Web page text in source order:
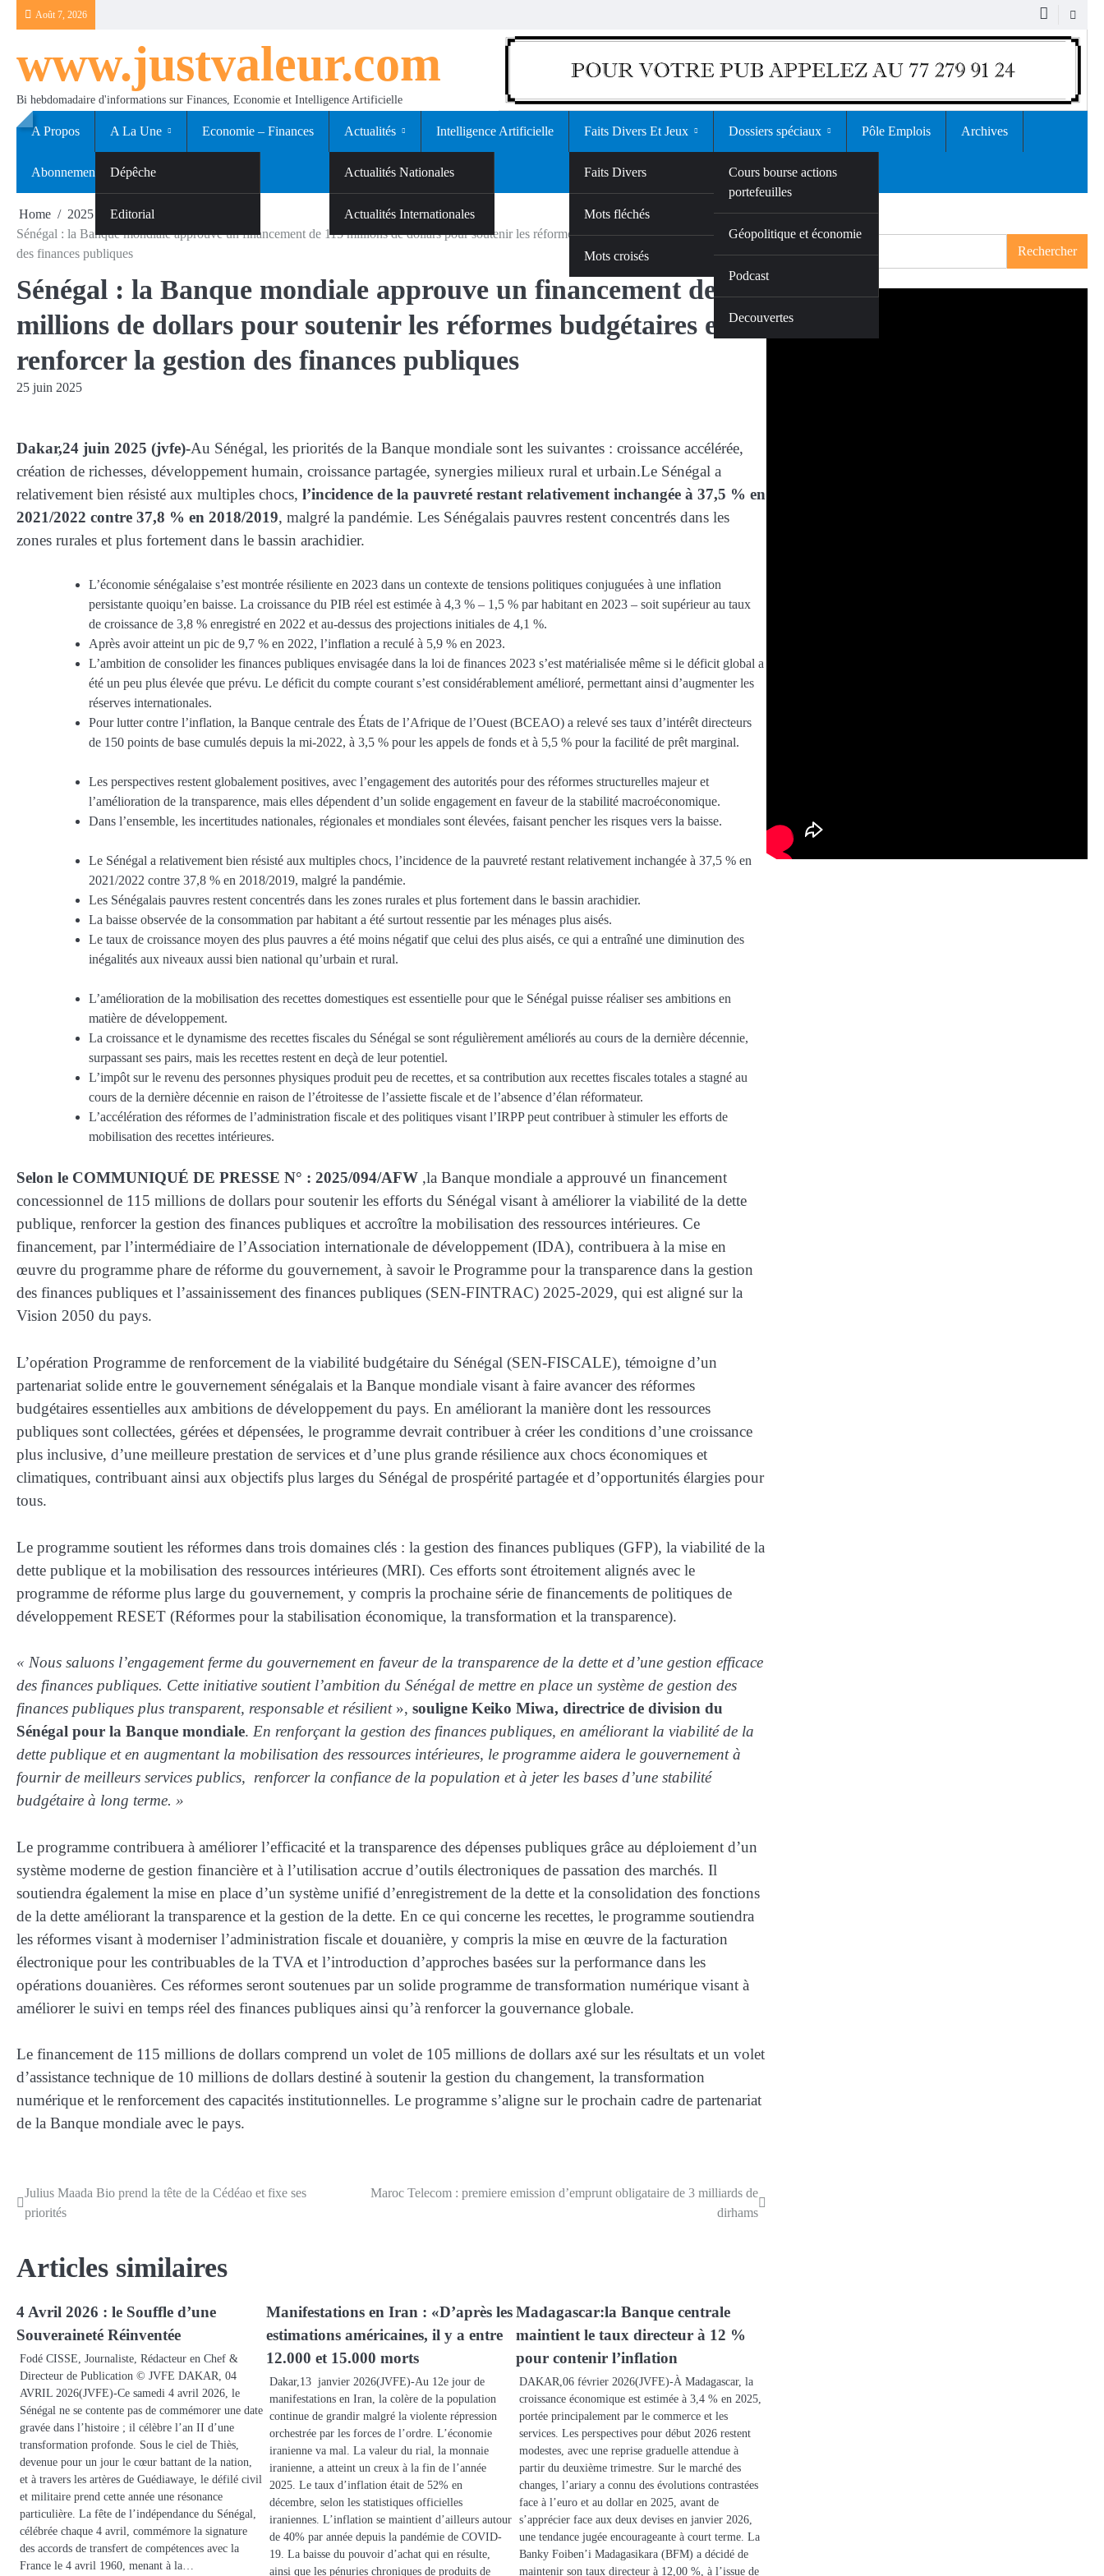
Août 7, 2026
www.justvaleur.com
Bi hebdomadaire d'informations sur Finances, Economie et Intelligence Artificielle
A Propos A La Une
Dépêche
Editorial
Economie – Finances Actualités
Actualités Nationales
Actualités Internationales
Intelligence Artificielle Faits Divers Et Jeux
Faits Divers
Jeux
Mots fléchés
Mots croisés
Dossiers spéciaux
Cours bourse actions
portefeuilles
Géopolitique et économie
Podcast
Decouvertes
Pôle Emplois Archives
Abonnements Sport
Home 2025 juin
25
Sénégal : la Banque mondiale approuve un financement de 115 millions de dollars pour soutenir les réformes budgétaires et renforcer la gestion
des finances publiques
Sénégal : la Banque mondiale approuve un financement de 115
millions de dollars pour soutenir les réformes budgétaires et
renforcer la gestion des finances publiques
25 juin 2025
Dakar,24 juin 2025 (jvfe)-Au Sénégal, les priorités de la Banque mondiale sont les suivantes : croissance accélérée,
création de richesses, développement humain, croissance partagée, synergies milieux rural et urbain.Le Sénégal a
relativement bien résisté aux multiples chocs, l’incidence de la pauvreté restant relativement inchangée à 37,5 % en
2021/2022 contre 37,8 % en 2018/2019, malgré la pandémie. Les Sénégalais pauvres restent concentrés dans les
zones rurales et plus fortement dans le bassin arachidier.
L’économie sénégalaise s’est montrée résiliente en 2023 dans un contexte de tensions politiques conjuguées à une inflation
persistante quoiqu’en baisse. La croissance du PIB réel est estimée à 4,3 % – 1,5 % par habitant en 2023 – soit supérieur au taux
de croissance de 3,8 % enregistré en 2022 et au-dessus des projections initiales de 4,1 %.
Après avoir atteint un pic de 9,7 % en 2022, l’inflation a reculé à 5,9 % en 2023.
L’ambition de consolider les finances publiques envisagée dans la loi de finances 2023 s’est matérialisée même si le déficit global a
été un peu plus élevée que prévu. Le déficit du compte courant s’est considérablement amélioré, permettant ainsi d’augmenter les
réserves internationales.
Pour lutter contre l’inflation, la Banque centrale des États de l’Afrique de l’Ouest (BCEAO) a relevé ses taux d’intérêt directeurs
de 150 points de base cumulés depuis la mi-2022, à 3,5 % pour les appels de fonds et à 5,5 % pour la facilité de prêt marginal.
Les perspectives restent globalement positives, avec l’engagement des autorités pour des réformes structurelles majeur et
l’amélioration de la transparence, mais elles dépendent d’un solide engagement en faveur de la stabilité macroéconomique.
Dans l’ensemble, les incertitudes nationales, régionales et mondiales sont élevées, faisant pencher les risques vers la baisse.
Le Sénégal a relativement bien résisté aux multiples chocs, l’incidence de la pauvreté restant relativement inchangée à 37,5 % en
2021/2022 contre 37,8 % en 2018/2019, malgré la pandémie.
Les Sénégalais pauvres restent concentrés dans les zones rurales et plus fortement dans le bassin arachidier.
La baisse observée de la consommation par habitant a été surtout ressentie par les ménages plus aisés.
Le taux de croissance moyen des plus pauvres a été moins négatif que celui des plus aisés, ce qui a entraîné une diminution des
inégalités aux niveaux aussi bien national qu’urbain et rural.
L’amélioration de la mobilisation des recettes domestiques est essentielle pour que le Sénégal puisse réaliser ses ambitions en
matière de développement.
La croissance et le dynamisme des recettes fiscales du Sénégal se sont régulièrement améliorés au cours de la dernière décennie,
surpassant ses pairs, mais les recettes restent en deçà de leur potentiel.
L’impôt sur le revenu des personnes physiques produit peu de recettes, et sa contribution aux recettes fiscales totales a stagné au
cours de la dernière décennie en raison de l’étroitesse de l’assiette fiscale et de l’absence d’élan réformateur.
L’accélération des réformes de l’administration fiscale et des politiques visant l’IRPP peut contribuer à stimuler les efforts de
mobilisation des recettes intérieures.
Selon le COMMUNIQUÉ DE PRESSE N° : 2025/094/AFW ,la Banque mondiale a approuvé un financement
concessionnel de 115 millions de dollars pour soutenir les efforts du Sénégal visant à améliorer la viabilité de la dette
publique, renforcer la gestion des finances publiques et accroître la mobilisation des ressources intérieures. Ce
financement, par l’intermédiaire de l’Association internationale de développement (IDA), contribuera à la mise en
œuvre du programme phare de réforme du gouvernement, à savoir le Programme pour la transparence dans la gestion
des finances publiques et l’assainissement des finances publiques (SEN-FINTRAC) 2025-2029, qui est aligné sur la
Vision 2050 du pays.
L’opération Programme de renforcement de la viabilité budgétaire du Sénégal (SEN-FISCALE), témoigne d’un
partenariat solide entre le gouvernement sénégalais et la Banque mondiale visant à faire avancer des réformes
budgétaires essentielles aux ambitions de développement du pays. En améliorant la manière dont les ressources
publiques sont collectées, gérées et dépensées, le programme devrait contribuer à créer les conditions d’une croissance
plus inclusive, d’une meilleure prestation de services et d’une plus grande résilience aux chocs économiques et
climatiques, contribuant ainsi aux objectifs plus larges du Sénégal de prospérité partagée et d’opportunités élargies pour
tous.
Le programme soutient les réformes dans trois domaines clés : la gestion des finances publiques (GFP), la viabilité de la
dette publique et la mobilisation des ressources intérieures (MRI). Ces efforts sont étroitement alignés avec le
programme de réforme plus large du gouvernement, y compris la prochaine série de financements de politiques de
développement RESET (Réformes pour la stabilisation économique, la transformation et la transparence).
« Nous saluons l’engagement ferme du gouvernement en faveur de la transparence de la dette et d’une gestion efficace
des finances publiques. Cette initiative soutient l’ambition du Sénégal de mettre en place un système de gestion des
finances publiques plus transparent, responsable et résilient», souligne Keiko Miwa, directrice de division du
Sénégal pour la Banque mondiale. En renforçant la gestion des finances publiques, en améliorant la viabilité de la
dette publique et en augmentant la mobilisation des ressources intérieures, le programme aidera le gouvernement à
fournir de meilleurs services publics, renforcer la confiance de la population et à jeter les bases d’une stabilité
budgétaire à long terme. »
Le programme contribuera à améliorer l’efficacité et la transparence des dépenses publiques grâce au déploiement d’un
système moderne de gestion financière et à l’utilisation accrue d’outils électroniques de passation des marchés. Il
soutiendra également la mise en place d’un système unifié d’enregistrement de la dette et la consolidation des fonctions
de la dette améliorant la transparence et la gestion de la dette. En ce qui concerne les recettes, le programme soutiendra
les réformes visant à moderniser l’administration fiscale et douanière, y compris la mise en œuvre de la facturation
électronique pour les contribuables de la TVA et l’introduction d’approches basées sur la performance dans les
opérations douanières. Ces réformes seront soutenues par un solide programme de transformation numérique visant à
améliorer le suivi en temps réel des finances publiques ainsi qu’à renforcer la gouvernance globale.
Le financement de 115 millions de dollars comprend un volet de 105 millions de dollars axé sur les résultats et un volet
d’assistance technique de 10 millions de dollars destiné à soutenir la gestion du changement, la transformation
numérique et le renforcement des capacités institutionnelles. Le programme s’aligne sur le prochain cadre de partenariat
de la Banque mondiale avec le pays.
Navigation
de
l’article
Julius Maada Bio prend la tête de la Cédéao et fixe ses
priorités
Maroc Telecom : premiere emission d’emprunt obligataire de 3 milliards de
dirhams
Articles similaires
4 Avril 2026 : le Souffle d’une
Souveraineté Réinventée
Fodé CISSE, Journaliste, Rédacteur en Chef &
Directeur de Publication © JVFE DAKAR, 04
AVRIL 2026(JVFE)-Ce samedi 4 avril 2026, le
Sénégal ne se contente pas de commémorer une date
gravée dans l’histoire ; il célèbre l’an II d’une
transformation profonde. Sous le ciel de Thiès,
devenue pour un jour le cœur battant de la nation,
et à travers les artères de Guédiawaye, le défilé civil
et militaire prend cette année une résonance
particulière. La fête de l’indépendance du Sénégal,
célébrée chaque 4 avril, commémore la signature
des accords de transfert de compétences avec la
France le 4 avril 1960, menant à la…
Manifestations en Iran : «D’après les
estimations américaines, il y a entre
12.000 et 15.000 morts
Dakar,13 janvier 2026(JVFE)-Au 12e jour de
manifestations en Iran, la colère de la population
continue de grandir malgré la violente répression
orchestrée par les forces de l’ordre. L’économie
iranienne va mal. La valeur du rial, la monnaie
iranienne, a atteint un creux à la fin de l’année
2025. Le taux d’inflation était de 52% en
décembre, selon les statistiques officielles
iraniennes. L’inflation se maintient d’ailleurs autour
de 40% par année depuis la pandémie de COVID-
19. La baisse du pouvoir d’achat qui en résulte,
ainsi que les pénuries chroniques de produits de
Madagascar:la Banque centrale
maintient le taux directeur à 12 %
pour contenir l’inflation
DAKAR,06 février 2026(JVFE)-À Madagascar, la
croissance économique est estimée à 3,4 % en 2025,
portée principalement par le commerce et les
services. Les perspectives pour début 2026 restent
modestes, avec une reprise graduelle attendue à
partir du deuxième trimestre. Sur le marché des
changes, l’ariary a connu des évolutions contrastées
face à l’euro et au dollar en 2025, avant de
s’apprécier face aux deux devises en janvier 2026,
une tendance jugée encourageante à court terme. La
Banky Foiben’i Madagasikara (BFM) a décidé de
maintenir son taux directeur à 12,00 %, à l’issue de
Rechercher
Rechercher